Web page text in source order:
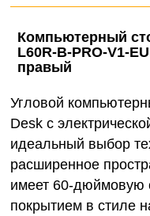
Компьютерный
L60R-B-PRO-V1-
правый
Угловой
Desk c
идеальный выбор
расширенное
имеет 60-дюймовую
покрытием в стиле